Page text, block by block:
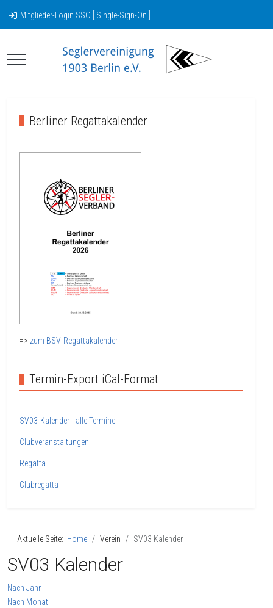
Mitglieder-Login SSO [ Single-Sign-On ]
Mobile Menu Toggle
Berliner Regattakalender
=> zum BSV-Regattakalender
Termin-Export iCal-Format
SV03-Kalender - alle Termine
Clubveranstaltungen
Regatta
Clubregatta
Aktuelle Seite: Home Verein SV03 Kalender
SV03 Kalender
Nach Jahr
Nach Monat